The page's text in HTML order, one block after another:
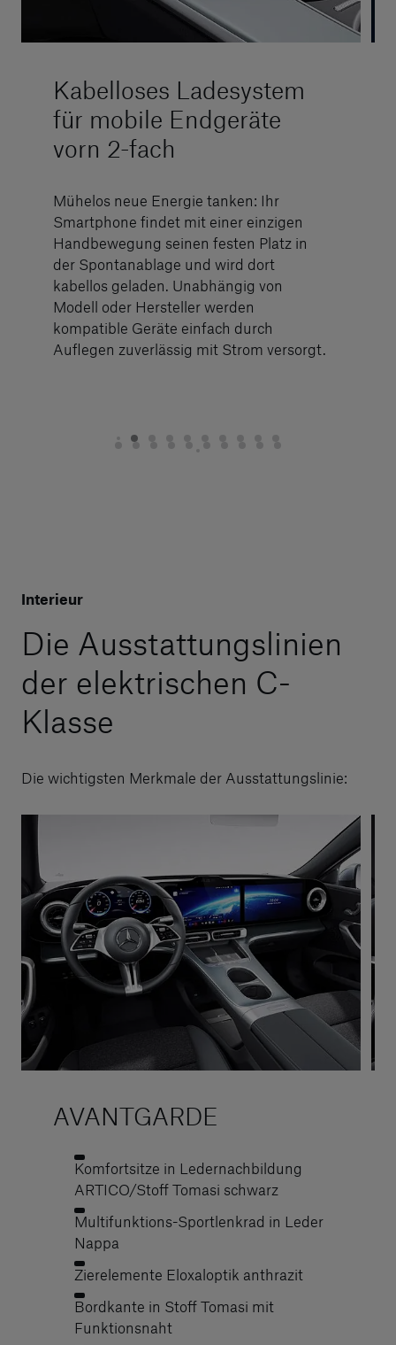
Kabelloses Ladesystem
für mobile Endgeräte
vorn 2-fach
Mühelos neue Energie tanken: Ihr
Smartphone findet mit einer einzigen
Handbewegung seinen festen Platz in
der Spontanablage und wird dort
kabellos geladen. Unabhängig von
Modell oder Hersteller werden
kompatible Geräte einfach durch
Auflegen zuverlässig mit Strom versorgt.
Interieur
Die Ausstattungslinien
der elektrischen C-
Klasse
Die wichtigsten Merkmale der Ausstattungslinie:
AVANTGARDE
Komfortsitze in Ledernachbildung
ARTICO/Stoff Tomasi schwarz
Multifunktions-Sportlenkrad in Leder
Nappa
Zierelemente Eloxaloptik anthrazit
Bordkante in Stoff Tomasi mit
Funktionsnaht